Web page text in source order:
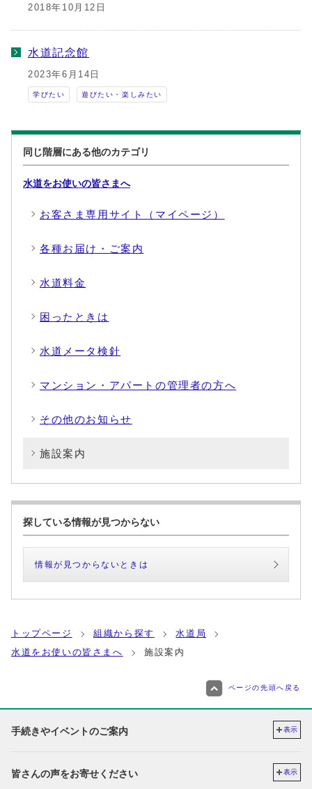
2018年10月12日
水道記念館
2023年6月14日
学びたい 遊びたい・楽しみたい
同じ階層にある他のカテゴリ
水道をお使いの皆さまへ
お客さま専用サイト（マイページ）
各種お届け・ご案内
水道料金
困ったときは
水道メータ検針
マンション・アパートの管理者の方へ
その他のお知らせ
施設案内
探している情報が見つからない
情報が見つからないときは
トップページ 組織から探す
水道局
水道をお使いの皆さまへ
施設案内
ページの先頭へ戻る
手続きやイベントのご案内 表示
皆さんの声をお寄せください 表示